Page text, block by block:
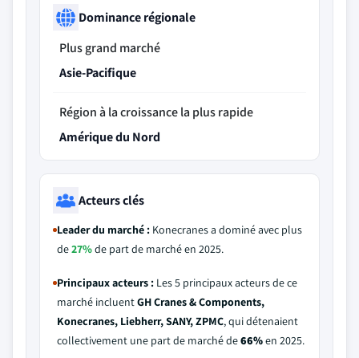
Dominance régionale
Plus grand marché
Asie-Pacifique
Région à la croissance la plus rapide
Amérique du Nord
Acteurs clés
Leader du marché : Konecranes a dominé avec plus
de27%de part de marché en 2025.
Principaux acteurs : Les 5 principaux acteurs de ce
marché incluentGH Cranes & Components,
Konecranes, Liebherr, SANY, ZPMC, qui détenaient
collectivement une part de marché de66%en 2025.